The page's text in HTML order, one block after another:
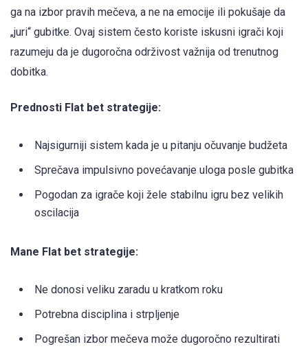
ga na izbor pravih mečeva, a ne na emocije ili pokušaje da
„juri“ gubitke. Ovaj sistem često koriste iskusni igrači koji
razumeju da je dugoročna održivost važnija od trenutnog
dobitka.
Prednosti Flat bet strategije:
Najsigurniji sistem kada je u pitanju očuvanje budžeta
Sprečava impulsivno povećavanje uloga posle gubitka
Pogodan za igrače koji žele stabilnu igru bez velikih
oscilacija
Mane Flat bet strategije:
Ne donosi veliku zaradu u kratkom roku
Potrebna disciplina i strpljenje
Pogrešan izbor mečeva može dugoročno rezultirati